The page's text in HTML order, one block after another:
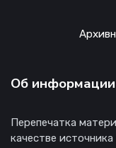
Об информации
Перепечатка
качестве